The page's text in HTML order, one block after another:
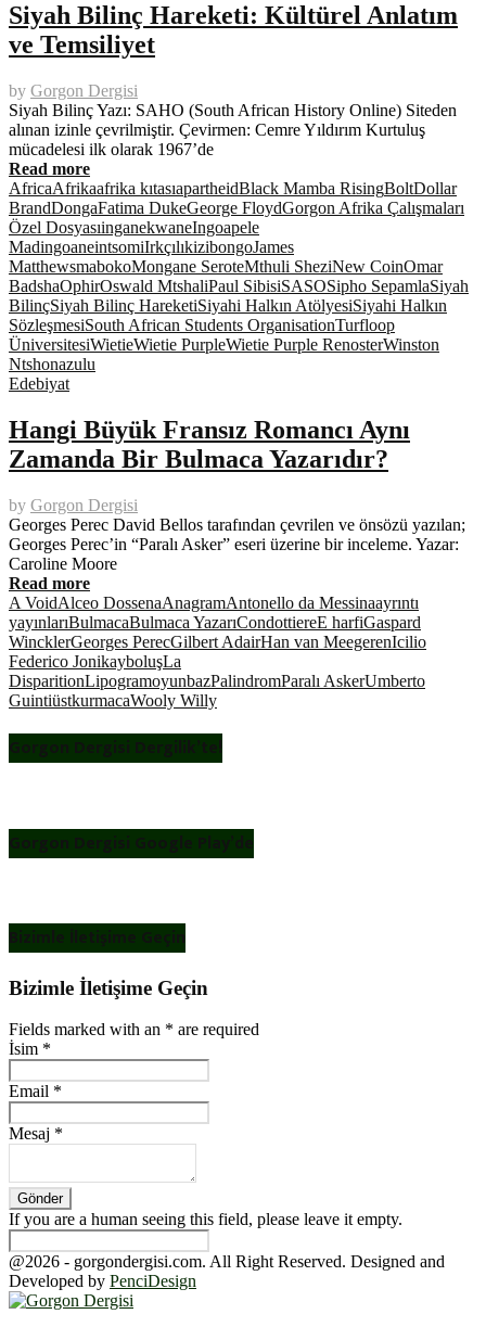
Siyah Bilinç Hareketi: Kültürel Anlatım
ve Temsiliyet
by Gorgon Dergisi
Siyah Bilinç Yazı: SAHO (South African History Online) Siteden
alınan izinle çevrilmiştir. Çevirmen: Cemre Yıldırım Kurtuluş
mücadelesi ilk olarak 1967’de
Read more
AfricaAfrikaafrika kıtasıapartheidBlack Mamba RisingBoltDollar
BrandDongaFatima DukeGeorge FloydGorgon Afrika Çalışmaları
Özel DosyasıinganekwaneIngoapele
MadingoaneintsomiIrkçılıkizibongoJames
MatthewsmabokoMongane SeroteMthuli SheziNew CoinOmar
BadshaOphirOswald MtshaliPaul SibisiSASOSipho SepamlaSiyah
BilinçSiyah Bilinç HareketiSiyahi Halkın AtölyesiSiyahi Halkın
SözleşmesiSouth African Students OrganisationTurfloop
ÜniversitesiWietieWietie PurpleWietie Purple RenosterWinston
Ntshonazulu
Edebiyat
Hangi Büyük Fransız Romancı Aynı
Zamanda Bir Bulmaca Yazarıdır?
by Gorgon Dergisi
Georges Perec David Bellos tarafından çevrilen ve önsözü yazılan;
Georges Perec’in “Paralı Asker” eseri üzerine bir inceleme. Yazar:
Caroline Moore
Read more
A VoidAlceo DossenaAnagramAntonello da Messinaayrıntı
yayınlarıBulmacaBulmaca YazarıCondottiereE harfiGaspard
WincklerGeorges PerecGilbert AdairHan van MeegerenIcilio
Federico JonikayboluşLa
DisparitionLipogramoyunbazPalindromParalı AskerUmberto
GuintiüstkurmacaWooly Willy
Gorgon Dergisi Dergilik’te!
Gorgon Dergisi Google Play’de
Bizimle İletişime Geçin
Bizimle İletişime Geçin
Fields marked with an * are required
İsim *
Email *
Mesaj *
If you are a human seeing this field, please leave it empty.
@2026 - gorgondergisi.com. All Right Reserved. Designed and
Developed by PenciDesign